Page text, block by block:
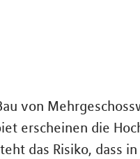
von
erscheinen die
das Risiko, dass